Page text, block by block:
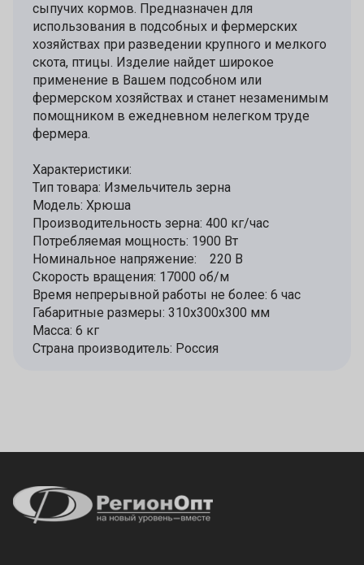
сыпучих кормов. Предназначен для
использования в подсобных и фермерских
хозяйствах при разведении крупного и мелкого
скота, птицы. Изделие найдет широкое
применение в Вашем подсобном или
фермерском хозяйствах и станет незаменимым
помощником в ежедневном нелегком труде
фермера.
Характеристики:
Тип товара: Измельчитель зерна
Модель: Хрюша
Производительность зерна: 400 кг/час
Потребляемая мощность: 1900 Вт
Номинальное напряжение: 220 В
Скорость вращения: 17000 об/м
Время непрерывной работы не более: 6 час
Габаритные размеры: 310х300х300 мм
Масса: 6 кг
Страна производитель: Россия